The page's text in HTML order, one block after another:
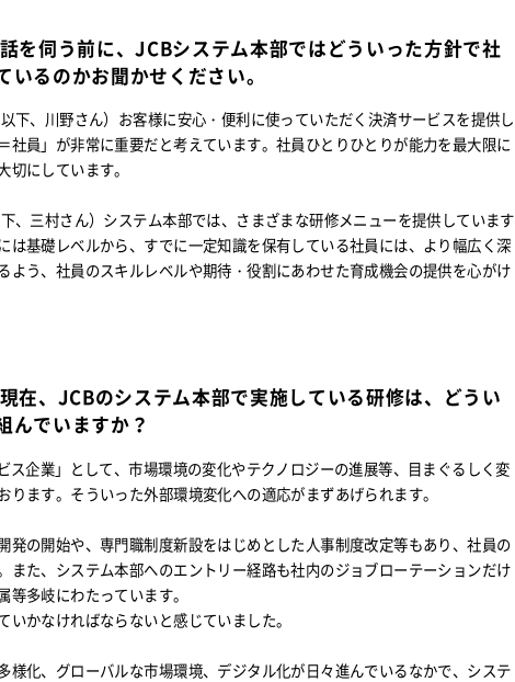
を伺う前に、JCBシステム本部ではどういった方針で社
るのかお聞かせください。
下、川野さん）お客様に安心・便利に使っていただく決済サービスを提供し
社員」が非常に重要だと考えています。社員ひとりひとりが能力を最大限に
にしています。
、三村さん）システム本部では、さまざまな研修メニューを提供しています
は基礎レベルから、すでに一定知識を保有している社員には、より幅広く深
よう、社員のスキルレベルや期待・役割にあわせた育成機会の提供を心がけ
在、JCBのシステム本部で実施している研修は、どうい
んでいますか？
ス企業」として、市場環境の変化やテクノロジーの進展等、目まぐるしく変
ます。そういった外部環境変化への適応がまずあげられます。
発の開始や、専門職制度新設をはじめとした人事制度改定等もあり、社員の
また、システム本部へのエントリー経路も社内のジョブローテーションだけ
多岐にわたっています。
かなければならないと感じていました。
様化、グローバルな市場環境、デジタル化が日々進んでいるなかで、システ